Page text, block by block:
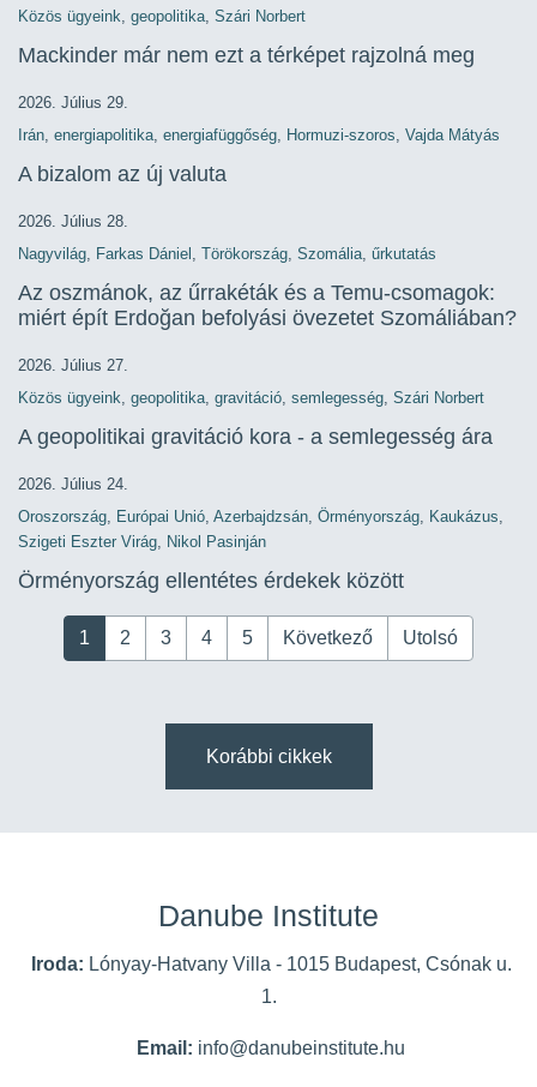
Közös ügyeink, geopolitika, Szári Norbert
Mackinder már nem ezt a térképet rajzolná meg
2026. Július 29.
Irán, energiapolitika, energiafüggőség, Hormuzi-szoros, Vajda Mátyás
A bizalom az új valuta
2026. Július 28.
Nagyvilág, Farkas Dániel , Törökország, Szomália, űrkutatás
Az oszmánok, az űrrakéták és a Temu-csomagok:
miért épít Erdoğan befolyási övezetet Szomáliában?
2026. Július 27.
Közös ügyeink, geopolitika, gravitáció, semlegesség, Szári Norbert
A geopolitikai gravitáció kora - a semlegesség ára
2026. Július 24.
Oroszország, Európai Unió, Azerbajdzsán, Örményország, Kaukázus,
Szigeti Eszter Virág, Nikol Pasinján
Örményország ellentétes érdekek között
1 2 3 4 5 Következő Utolsó
Korábbi cikkek
Danube Institute
Iroda: Lónyay-Hatvany Villa - 1015 Budapest, Csónak u.
1.
Email: info@danubeinstitute.hu